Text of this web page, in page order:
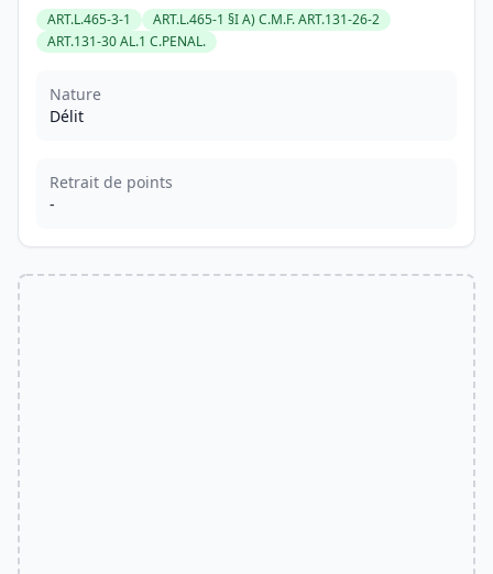
ART.L.465-3-1
ART.L.465-1 §I A) C.M.F. ART.131-26-2
ART.131-30 AL.1 C.PENAL.
Nature
Délit
Retrait de points
-